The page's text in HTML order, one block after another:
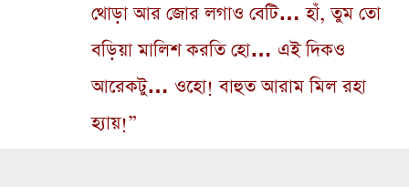
থোড়া আর জোর লগাও বেটি… হাঁ, তুম তো
বড়িয়া মালিশ করতি হো… এই দিকও
আরেকটু… ওহো! বাহুত আরাম মিল রহা
হ্যায়!”